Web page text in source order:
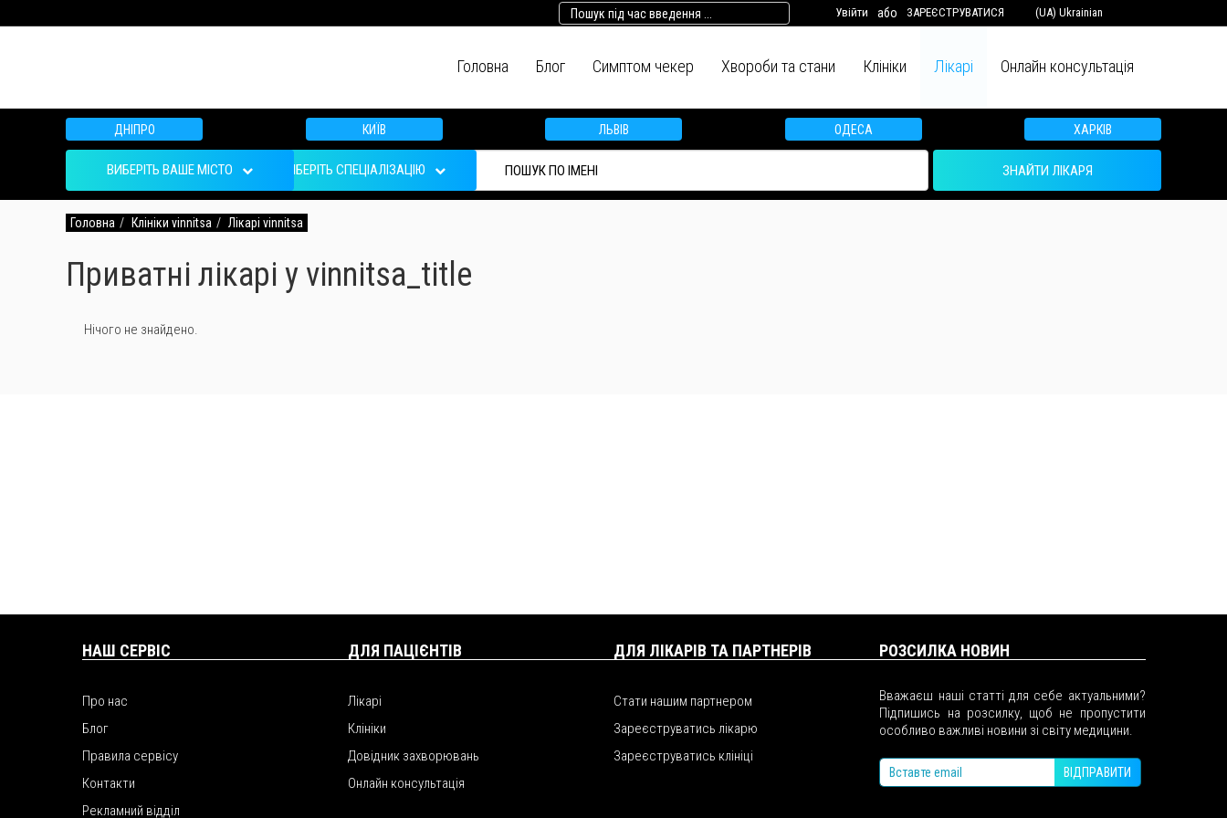
Увійти або ЗАРЕЄСТРУВАТИСЯ (UA) Ukrainian
Головна Блог Симптом чекер Хвороби та стани Клініки Лікарі Онлайн консультація
ДНІПРО КИЇВ ЛЬВІВ ОДЕСА ХАРКІВ
ВИБЕРІТЬ ВАШЕ МІСТО ВИБЕРІТЬ СПЕЦІАЛІЗАЦІЮ ЗНАЙТИ ЛІКАРЯ
Головна Клініки vinnitsa Лікарі vinnitsa
Приватні лікарі у vinnitsa_title
Нічого не знайдено.
НАШ СЕРВІС
Про нас
Блог
Правила сервісу
Контакти
Рекламний відділ
ДЛЯ ПАЦІЄНТІВ
Лікарі
Клініки
Довідник захворювань
Онлайн консультація
ДЛЯ ЛІКАРІВ ТА ПАРТНЕРІВ
Стати нашим партнером
Зареєструватись лікарю
Зареєструватись клініці
РОЗСИЛКА НОВИН
Вважаєш наші статті для себе актуальними?
Підпишись на розсилку, щоб не пропустити
особливо важливі новини зі світу медицини.